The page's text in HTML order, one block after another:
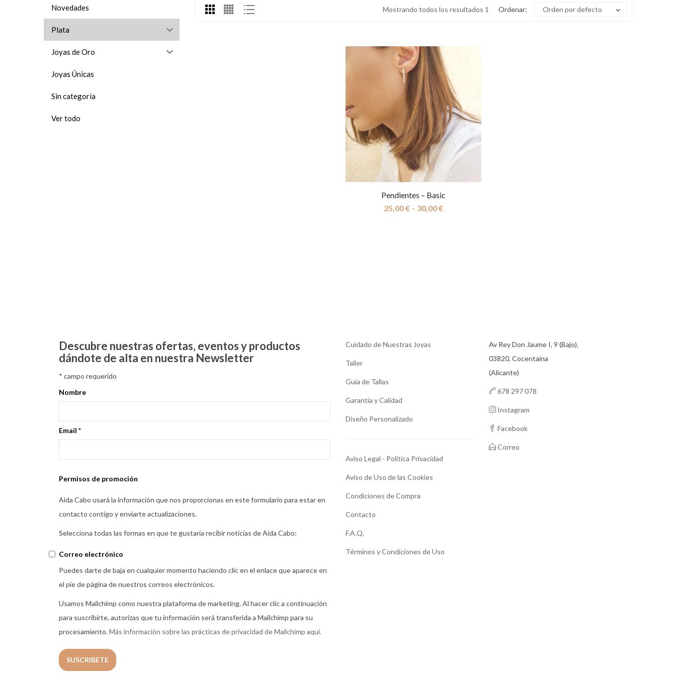
Novedades
Plata
Joyas de Oro
Joyas Únicas
Sin categoría
Ver todo
Mostrando todos los resultados 1 Ordenar: Orden por defecto
Pendientes – Basic
25,00€– 30,00€
Descubre nuestras ofertas, eventos y productos
dándote de alta en nuestra Newsletter
* campo requerido
Nombre
Email *
Permisos de promoción
Aida Cabo usará la información que nos proporcionas en este formulario para estar en
contacto contigo y enviarte actualizaciones.
Selecciona todas las formas en que te gustaría recibir noticias de Aida Cabo:
Correo electrónico
Puedes darte de baja en cualquier momento haciendo clic en el enlace que aparece en
el pie de página de nuestros correos electrónicos.
Usamos Mailchimp como nuestra plataforma de marketing. Al hacer clic a continuación
para suscribirte, autorizas que tu información será transferida a Mailchimp para su
procesamiento.Más información sobre las prácticas de privacidad de Mailchimp aquí.
Cuidado de Nuestras Joyas
Taller
Guía de Tallas
Garantía y Calidad
Diseño Personalizado
Aviso Legal - Política Privacidad
Aviso de Uso de las Cookies
Condiciones de Compra
Contacto
F.A.Q.
Términos y Condiciones de Uso
Av Rey Don Jaume I, 9 (Bajo),
03820, Cocentaina
(Alicante)
678 297 078
Instagram
Facebook
Correo